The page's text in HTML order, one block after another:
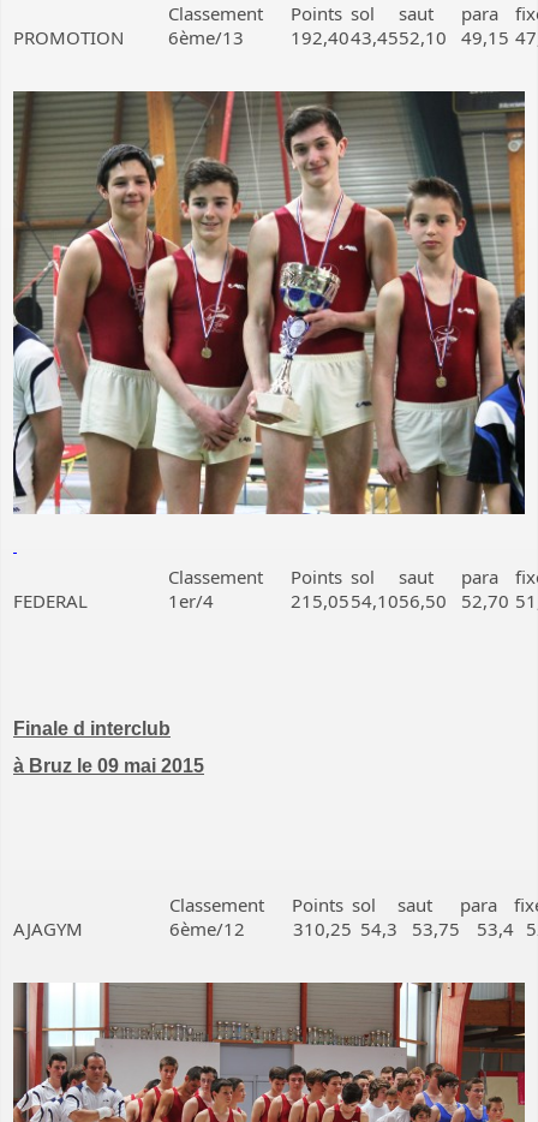
Classement Points sol saut para
PROMOTION
6ème/13 192,4043,4552,10 49,15
Classement Points sol saut para
FEDERAL
1er/4 215,0554,1056,50 52,70
Finale d interclub
à Bruz le 09 mai 2015
Classement Points sol saut para
AJAGYM
6ème/12 310,25 54,3 53,75 53,4